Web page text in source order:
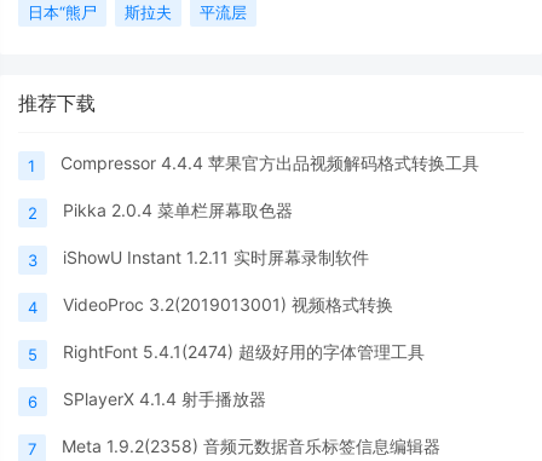
日本“熊尸
斯拉夫 平流层
推荐下载
1 Compressor 4.4.4 苹果官方出品视频解码格式转换工具
2 Pikka 2.0.4 菜单栏屏幕取色器
3 iShowU Instant 1.2.11 实时屏幕录制软件
4 VideoProc 3.2(2019013001) 视频格式转换
5 RightFont 5.4.1(2474) 超级好用的字体管理工具
6 SPlayerX 4.1.4 射手播放器
7 Meta 1.9.2(2358) 音频元数据音乐标签信息编辑器